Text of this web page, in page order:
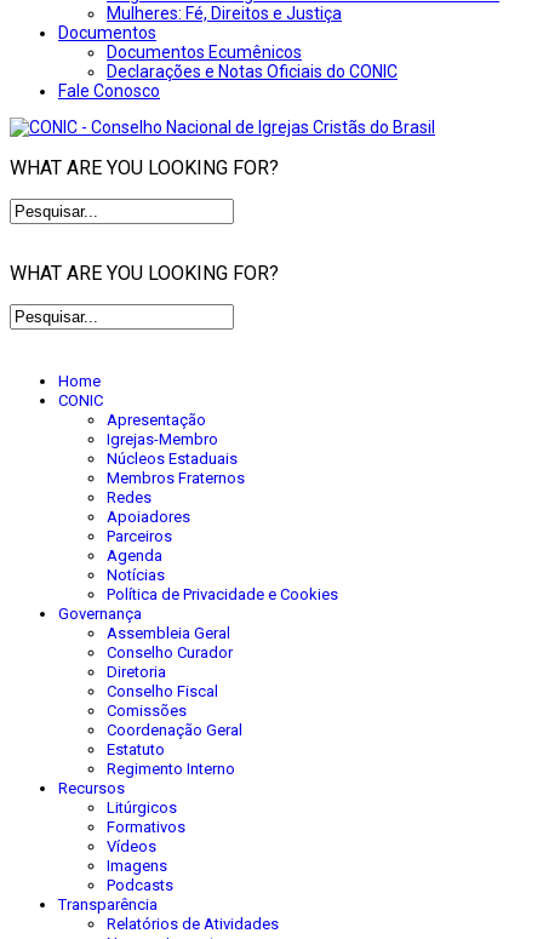
Mulheres: Fé, Direitos e Justiça
Documentos
Documentos Ecumênicos
Declarações e Notas Oficiais do CONIC
Fale Conosco
WHAT ARE YOU LOOKING FOR?
WHAT ARE YOU LOOKING FOR?
Home
CONIC
Apresentação
Igrejas-Membro
Núcleos Estaduais
Membros Fraternos
Redes
Apoiadores
Parceiros
Agenda
Notícias
Política de Privacidade e Cookies
Governança
Assembleia Geral
Conselho Curador
Diretoria
Conselho Fiscal
Comissões
Coordenação Geral
Estatuto
Regimento Interno
Recursos
Litúrgicos
Formativos
Vídeos
Imagens
Podcasts
Transparência
Relatórios de Atividades